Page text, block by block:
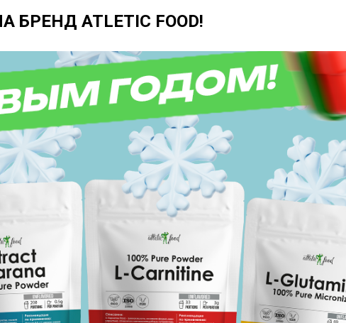
ATLETIC FOOD!